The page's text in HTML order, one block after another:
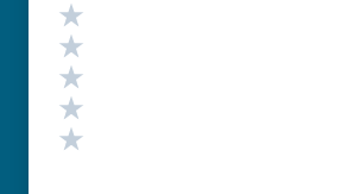
Valutazione